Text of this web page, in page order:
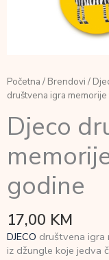
Početna / Brendovi /
društvena igra
Djeco
godine
17,00 KM
DJECO društvena igra
iz džungle koje jedva